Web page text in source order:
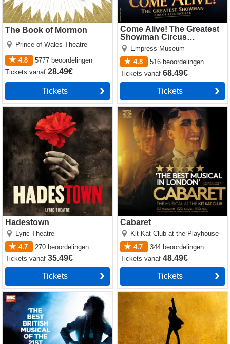
The Book of Mormon
Prince of Wales Theatre
4.8 5777 beoordelingen
Ticketsvanaf28.49€
Tickets
Come Alive! The Greatest
Showman Circus
Spectacular
Empress Museum
4.8
516 beoordelingen
Ticketsvanaf68.49€
Tickets
Hadestown
Lyric Theatre
4.7
270 beoordelingen
Ticketsvanaf35.49€
Tickets
Hadestown
Cabaret
Kit Kat Club at the Playhouse
4.7
344 beoordelingen
Ticketsvanaf48.49€
Tickets
Cabaret
Matilda The Musical Hamilton